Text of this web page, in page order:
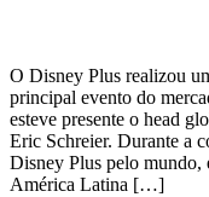
O Disney Plus realizou
principal evento do
esteve presente o head
Eric Schreier. Durante a
Disney Plus pelo mundo,
América Latina […]